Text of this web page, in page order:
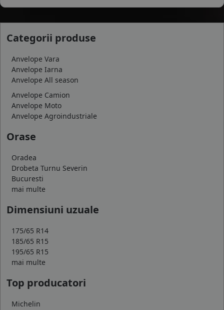
Categorii produse
Anvelope Vara
Anvelope Iarna
Anvelope All season
Anvelope Camion
Anvelope Moto
Anvelope Agroindustriale
Orase
Oradea
Drobeta Turnu Severin
Bucuresti
mai multe
Dimensiuni uzuale
175/65 R14
185/65 R15
195/65 R15
mai multe
Top producatori
Michelin